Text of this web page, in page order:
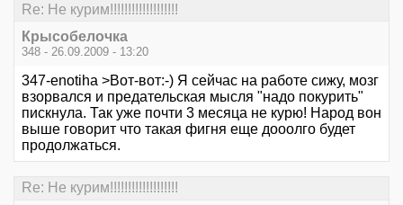
Re: Не курим!!!!!!!!!!!!!!!!!!!
Крысобелочка
348 - 26.09.2009 - 13:20
347-enotiha >Вот-вот:-) Я сейчас на работе сижу, мозг
взорвался и предательская мысля "надо покурить"
пискнула. Так уже почти 3 месяца не курю! Народ вон
выше говорит что такая фигня еще дооолго будет
продолжаться.
Re: Не курим!!!!!!!!!!!!!!!!!!!